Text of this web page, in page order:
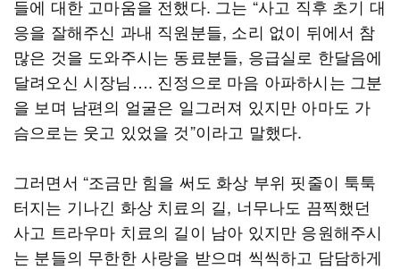
들에 대한 고마움을 전했다. 그는 “사고 직후 초기 대
응을 잘해주신 과내 직원분들, 소리 없이 뒤에서 참
많은 것을 도와주시는 동료분들, 응급실로 한달음에
달려오신 시장님…. 진정으로 마음 아파하시는 그분
을 보며 남편의 얼굴은 일그러져 있지만 아마도 가
슴으로는 웃고 있었을 것”이라고 말했다.
그러면서 “조금만 힘을 써도 화상 부위 핏줄이 툭툭
터지는 기나긴 화상 치료의 길, 너무나도 끔찍했던
사고 트라우마 치료의 길이 남아 있지만 응원해주시
는 분들의 무한한 사랑을 받으며 씩씩하고 담담하게